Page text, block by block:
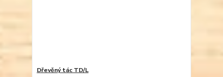
Dřevěný tác TD/L